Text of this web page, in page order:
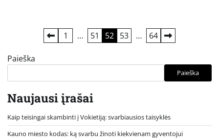
puslapiavimas
1 … 51 52 53 … 64
Paieška
Paieška
Naujausi įrašai
Kaip teisingai skambinti į Vokietiją: svarbiausios taisyklės
Kauno miesto kodas: ką svarbu žinoti kiekvienam gyventojui